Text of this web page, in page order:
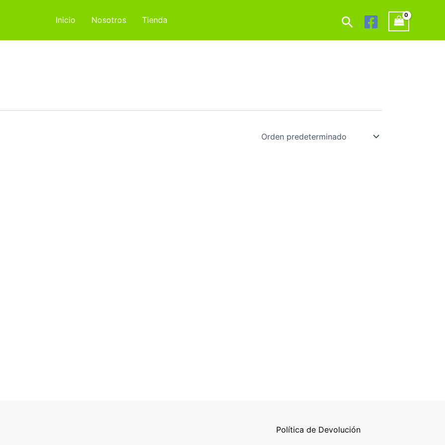
Inicio Nosotros Tienda Buscar
Política de Devolución